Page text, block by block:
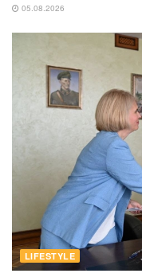
05.08.2026
LIFESTYLE